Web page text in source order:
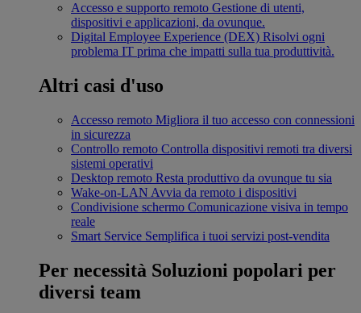
Accesso e supporto remoto Gestione di utenti,
dispositivi e applicazioni, da ovunque.
Digital Employee Experience (DEX) Risolvi ogni
problema IT prima che impatti sulla tua produttività.
Altri casi d'uso
Accesso remoto Migliora il tuo accesso con connessioni
in sicurezza
Controllo remoto Controlla dispositivi remoti tra diversi
sistemi operativi
Desktop remoto Resta produttivo da ovunque tu sia
Wake-on-LAN Avvia da remoto i dispositivi
Condivisione schermo Comunicazione visiva in tempo
reale
Smart Service Semplifica i tuoi servizi post-vendita
Per necessità Soluzioni popolari per
diversi team